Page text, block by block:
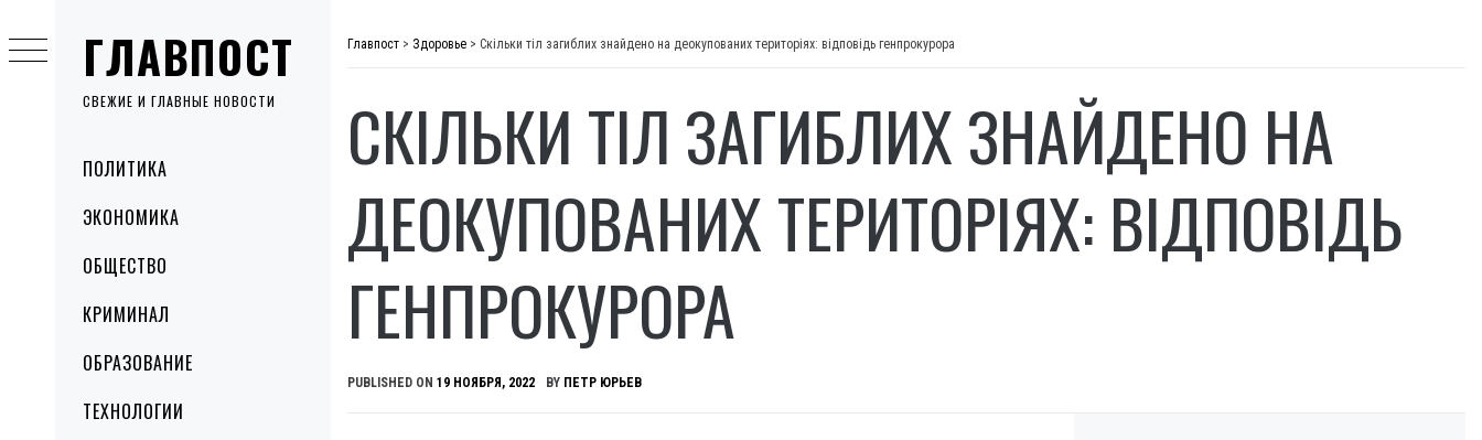
ГЛАВПОСТ
СВЕЖИЕ И ГЛАВНЫЕ НОВОСТИ
MenuПОЛИТИКА
ЭКОНОМИКА
ОБЩЕСТВО
КРИМИНАЛ
ОБРАЗОВАНИЕ
ТЕХНОЛОГИИ
to
content
Главпост > Здоровье > Скільки тіл загиблих знайдено на деокупованих територіях: відповідь генпрокурора
СКІЛЬКИ ТІЛ ЗАГИБЛИХ ЗНАЙДЕНО НА
ДЕОКУПОВАНИХ ТЕРИТОРІЯХ: ВІДПОВІДЬ
ГЕНПРОКУРОРА
PUBLISHED ON 19 НОЯБРЯ, 2022 BY ПЕТР ЮРЬЕВ